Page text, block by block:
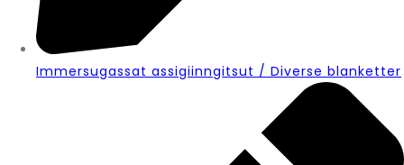
Immersugassat assigiinngitsut / Diverse blanketter